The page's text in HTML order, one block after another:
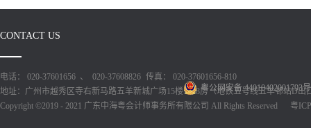
CONTACT US
电话： 020-37601656 、 020-37608826 传真： 020-37601656-810
地址：广州市越秀区寺右新马路五羊新城广场15楼1518房（地铁五号线五羊邨站D出
Copyright ©2019 - 2021 广东中海粤会计师事务所有限公司 All Rights Reserved 粤ICP
粤公网安备 44010402001793号